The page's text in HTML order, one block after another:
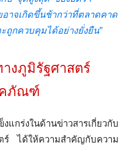
าจเกิดขึ้นช้ากว่าที่ตลาดคาด
ะถูกควบคุมได้อย่างยั่งยืน”
างภูมิรัฐศาสตร์
คภัณฑ์
กร่งในด้านข่าวสารเกี่ยวกับ
ร์ ได้ให้ความสำคัญกับความ